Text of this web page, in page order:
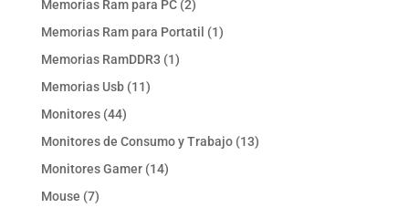
Memorias Ram para PC 22
productos
Memorias Ram para Portatil 11
Memorias RamDDR3 11
Memorias Usb 1111
Monitores 4444
productos
Monitores de Consumo y Trabajo 1313
Monitores Gamer 1414
Mouse 77